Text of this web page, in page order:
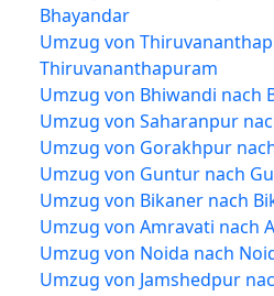
Bhayandar
Umzug von
Thiruvananthapuram
Umzug von Bhiwandi nach
Umzug von Saharanpur
Umzug von Gorakhpur
Umzug von Guntur nach
Umzug von Bikaner nach
Umzug von Amravati nach
Umzug von Noida nach
Umzug von Jamshedpur